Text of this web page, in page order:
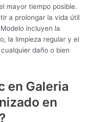
mayor tiempo posible.
a prolongar la vida útil
incluyen la
la limpieza regular y el
daño o bien
en Galeria
en